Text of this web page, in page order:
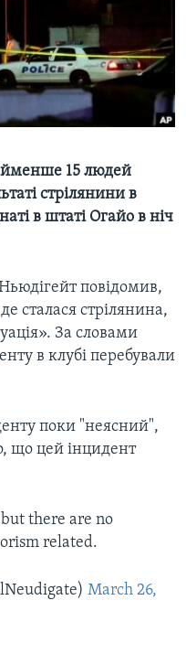
15 людей
стрілянини в
в штаті Огайо в ніч
повідомив,
сталася стрілянина,
За словами
в клубі перебували
поки "неясний",
що цей інцидент
there are no
related.
March 26,